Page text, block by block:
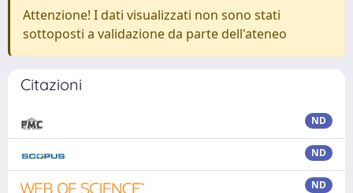
Attenzione! I dati visualizzati non sono stati
sottoposti a validazione da parte dell'ateneo
Citazioni
ND
ND
ND